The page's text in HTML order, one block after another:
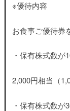
※優待内容
お食事ご優待券
・保有株式数が
2,000円相当（
・保有株式数が